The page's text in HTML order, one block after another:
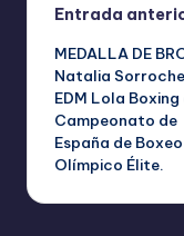
de
Entrada
MEDALLA DE
Natalia
EDM Lola Boxing
Campeonato de
España de Boxeo
Olímpico Élite.